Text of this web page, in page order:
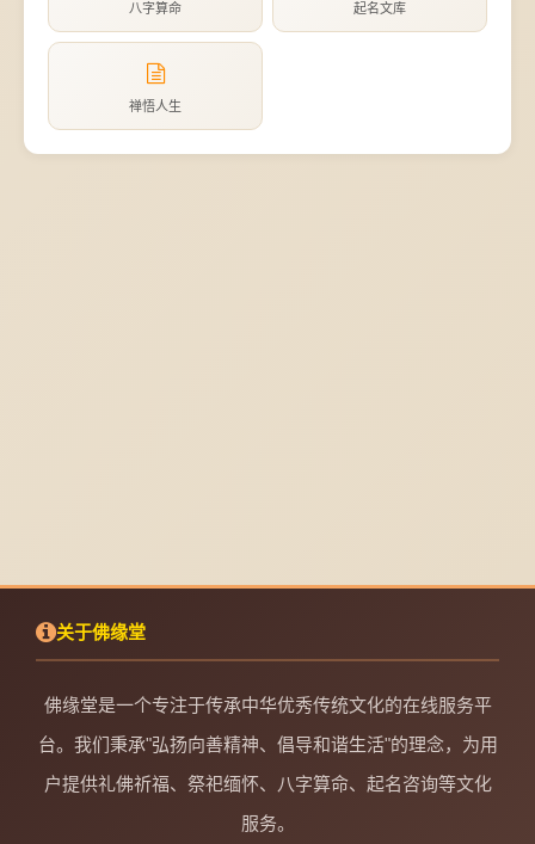
八字算命 起名文库
禅悟人生
关于佛缘堂
佛缘堂是一个专注于传承中华优秀传统文化的在线服务平
台。我们秉承"弘扬向善精神、倡导和谐生活"的理念，为用
户提供礼佛祈福、祭祀缅怀、八字算命、起名咨询等文化
服务。